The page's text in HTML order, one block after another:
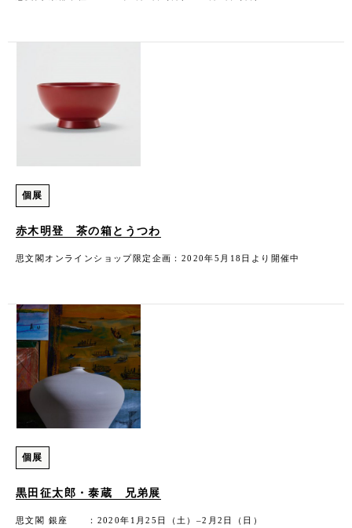
個展
赤木明登 茶の箱とうつわ
思文閣オンラインショップ限定企画：2020年5月18日より開催中
個展
黒田征太郎・泰蔵 兄弟展
思文閣 銀座 ：2020年1月25日（土）–2月2日（日）